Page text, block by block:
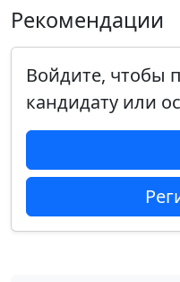
Рекомендации
Войдите, чтобы
кандидату или